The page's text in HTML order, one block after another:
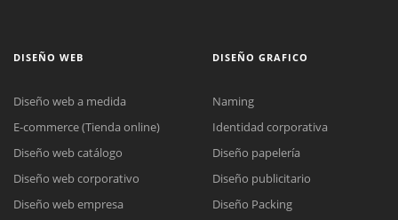
DISEÑO WEB
Diseño web a medida
E-commerce (Tienda online)
Diseño web catálogo
Diseño web corporativo
Diseño web empresa
DISEÑO GRAFICO
Naming
Identidad corporativa
Diseño papelería
Diseño publicitario
Diseño Packing